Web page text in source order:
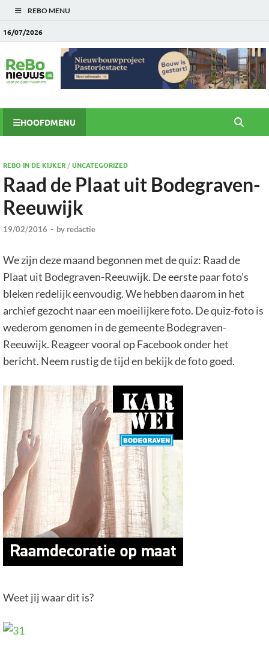
REBO MENU
16/07/2026
HOOFDMENU
REBO IN DE KIJKER/UNCATEGORIZED
Raad de Plaat uit Bodegraven-
Reeuwijk
19/02/2016 - by redactie
We zijn deze maand begonnen met de quiz: Raad de
Plaat uit Bodegraven-Reeuwijk. De eerste paar foto’s
bleken redelijk eenvoudig. We hebben daarom in het
archief gezocht naar een moeilijkere foto. De quiz-foto is
wederom genomen in de gemeente Bodegraven-
Reeuwijk. Reageer vooral op Facebook onder het
bericht. Neem rustig de tijd en bekijk de foto goed.
Weet jij waar dit is?